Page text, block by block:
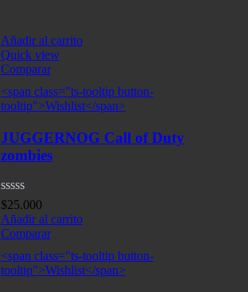
Añadir al carrito
Quick view
Comparar
<span class="ts-tooltip button-
tooltip">Wishlist</span>
JUGGERNOG Call of Duty
zombies
$25.000
Añadir al carrito
Comparar
<span class="ts-tooltip button-
tooltip">Wishlist</span>